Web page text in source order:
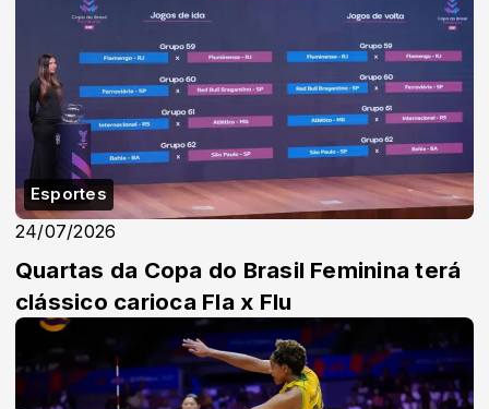
Esportes
24/07/2026
Quartas da Copa do Brasil Feminina terá
clássico carioca Fla x Flu